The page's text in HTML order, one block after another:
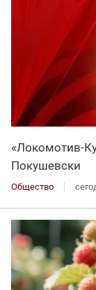
«Локомотив-
Покушевски
Общество